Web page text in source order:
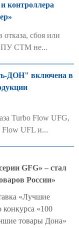
контроллера
сбоя или
СТМ не...
ДОН" включена в
Turbo Flow UFG,
Flow UFL и...
GFG» – стал
России»
«Лучшие
«100
товары Дона»